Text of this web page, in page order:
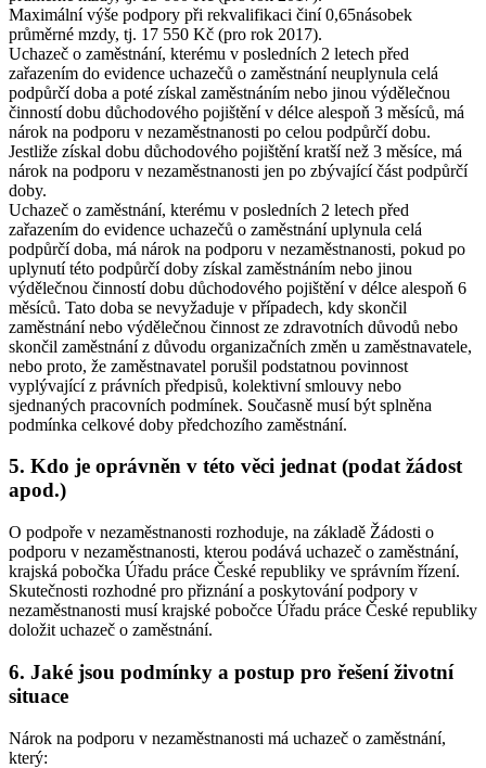
Maximální výše podpory při rekvalifikaci činí 0,65násobek
průměrné mzdy, tj. 17 550 Kč (pro rok 2017).
Uchazeč o zaměstnání, kterému v posledních 2 letech před
zařazením do evidence uchazečů o zaměstnání neuplynula celá
podpůrčí doba a poté získal zaměstnáním nebo jinou výdělečnou
činností dobu důchodového pojištění v délce alespoň 3 měsíců, má
nárok na podporu v nezaměstnanosti po celou podpůrčí dobu.
Jestliže získal dobu důchodového pojištění kratší než 3 měsíce, má
nárok na podporu v nezaměstnanosti jen po zbývající část podpůrčí
doby.
Uchazeč o zaměstnání, kterému v posledních 2 letech před
zařazením do evidence uchazečů o zaměstnání uplynula celá
podpůrčí doba, má nárok na podporu v nezaměstnanosti, pokud po
uplynutí této podpůrčí doby získal zaměstnáním nebo jinou
výdělečnou činností dobu důchodového pojištění v délce alespoň 6
měsíců. Tato doba se nevyžaduje v případech, kdy skončil
zaměstnání nebo výdělečnou činnost ze zdravotních důvodů nebo
skončil zaměstnání z důvodu organizačních změn u zaměstnavatele,
nebo proto, že zaměstnavatel porušil podstatnou povinnost
vyplývající z právních předpisů, kolektivní smlouvy nebo
sjednaných pracovních podmínek. Současně musí být splněna
podmínka celkové doby předchozího zaměstnání.
5. Kdo je oprávněn v této věci jednat (podat žádost
apod.)
O podpoře v nezaměstnanosti rozhoduje, na základě Žádosti o
podporu v nezaměstnanosti, kterou podává uchazeč o zaměstnání,
krajská pobočka Úřadu práce České republiky ve správním řízení.
Skutečnosti rozhodné pro přiznání a poskytování podpory v
nezaměstnanosti musí krajské pobočce Úřadu práce České republiky
doložit uchazeč o zaměstnání.
6. Jaké jsou podmínky a postup pro řešení životní
situace
Nárok na podporu v nezaměstnanosti má uchazeč o zaměstnání,
který: